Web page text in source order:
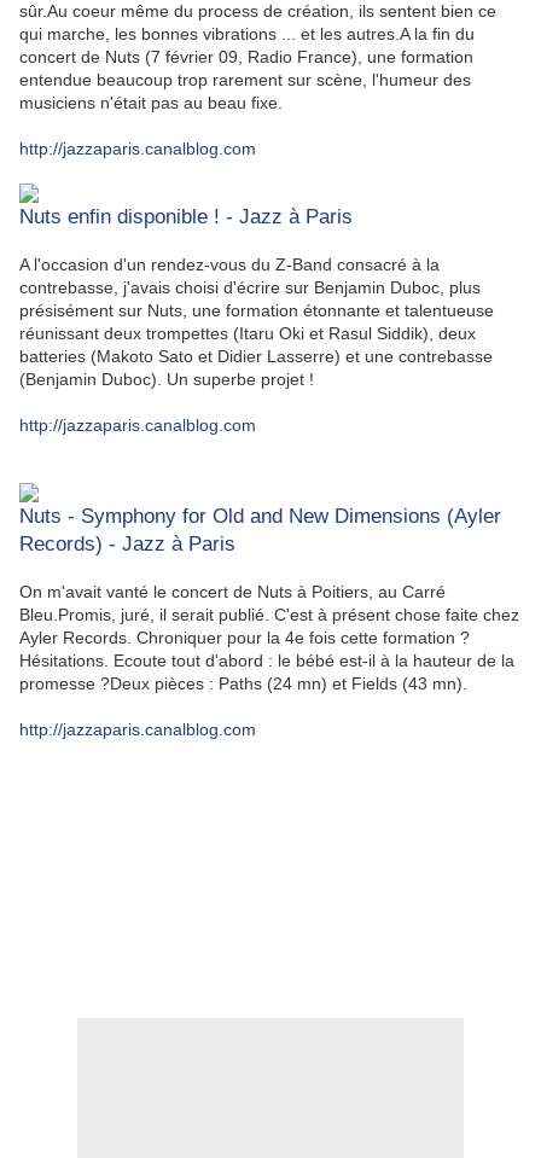
sûr.Au coeur même du process de création, ils sentent bien ce
qui marche, les bonnes vibrations ... et les autres.A la fin du
concert de Nuts (7 février 09, Radio France), une formation
entendue beaucoup trop rarement sur scène, l'humeur des
musiciens n'était pas au beau fixe.
http://jazzaparis.canalblog.com
Nuts enfin disponible ! - Jazz à Paris
A l'occasion d'un rendez-vous du Z-Band consacré à la
contrebasse, j'avais choisi d'écrire sur Benjamin Duboc, plus
présisément sur Nuts, une formation étonnante et talentueuse
réunissant deux trompettes (Itaru Oki et Rasul Siddik), deux
batteries (Makoto Sato et Didier Lasserre) et une contrebasse
(Benjamin Duboc). Un superbe projet !
http://jazzaparis.canalblog.com
Nuts - Symphony for Old and New Dimensions (Ayler
Records) - Jazz à Paris
On m'avait vanté le concert de Nuts à Poitiers, au Carré
Bleu.Promis, juré, il serait publié. C'est à présent chose faite chez
Ayler Records. Chroniquer pour la 4e fois cette formation ?
Hésitations. Ecoute tout d'abord : le bébé est-il à la hauteur de la
promesse ?Deux pièces : Paths (24 mn) et Fields (43 mn).
http://jazzaparis.canalblog.com